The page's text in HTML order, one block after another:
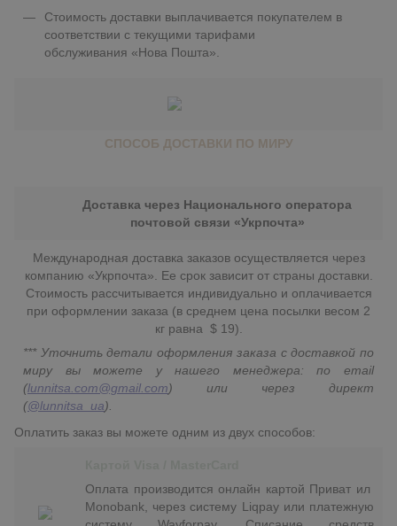
Стоимость доставки выплачивается покупателем в
соответствии с текущими тарифами
обслуживания «Нова Пошта».
СПОСОБ ДОСТАВКИ ПО МИРУ
Доставка через Национального оператора
почтовой связи «Укрпочта»
Международная доставка заказов осуществляется через
компанию «Укрпочта». Ее срок зависит от страны доставки.
Стоимость рассчитывается индивидуально и оплачивается
при оформлении заказа (в среднем цена посылки весом 2
кг равна $ 19).
*** Уточнить детали оформления заказа с доставкой по
миру вы можете у нашего менеджера: по email
(lunnitsa.com@gmail.com) или через директ
(@lunnitsa_ua).
Оплатить заказ вы можете одним из двух способов:
Оплата производится онлайн картой Приват ил
Monobank, через систему Liqpay или платежную